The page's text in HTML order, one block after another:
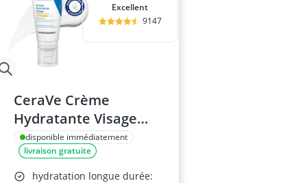
Excellent
9147
CeraVe Crème
Hydratante Visage
SPF30 52ml
disponible immédiatement
livraison gratuite
hydratation longue durée: